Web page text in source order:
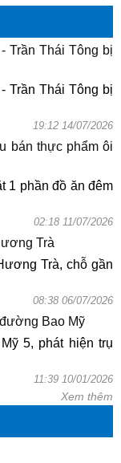
Trần Thái Tông bị
Trần Thái Tông bị
19:12 14/07/2026
bán thực phẩm ôi
1 phần đồ ăn đêm
02:18 11/07/2026
Trà
Trà, chỗ gần
08:38 06/07/2026
Bao Mỹ
5, phát hiện trụ
11:39 10/01/2026
Xem thêm